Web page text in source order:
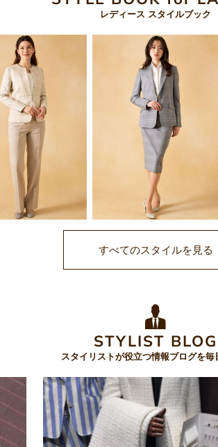
レディース スタイルブック
すべてのスタイルを見る
STYLIST BLOG
スタイリストが役立つ情報ブログを毎